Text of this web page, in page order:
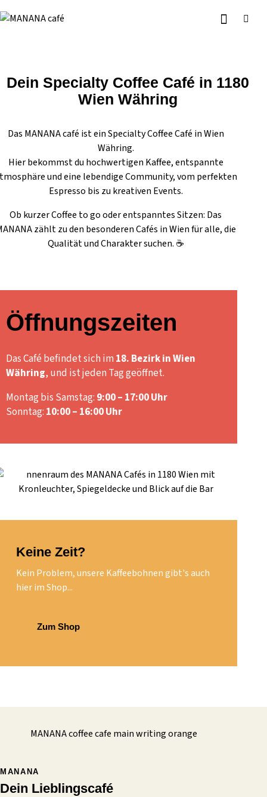
Dein Specialty Coffee Café in 1180
Wien Währing
Das MANANA café ist ein Specialty Coffee Café in Wien
Währing.
Hier bekommst du hochwertigen Kaffee, entspannte
und eine lebendige Community, vom perfekten
Espresso bis zu kreativen Events.
Ob kurzer Coffee to go oder entspanntes Sitzen: Das
zählt zu den besonderen Cafés in Wien für alle, die
Qualität und Charakter suchen. ☕
Öffnungszeiten
Das Café befindet sich im 18. Bezirk in Wien
Währing, und ist jeden Tag geöffnet.
Montag bis Samstag: 9:00 – 17:00 Uhr
Sonntag: 10:00 – 16:00 Uhr
Keine Zeit?
Kein Problem, unsere Kaffeebohnen gibt's auch
hier im Shop...
Zum Shop
MANANA
Dein Lieblingscafé